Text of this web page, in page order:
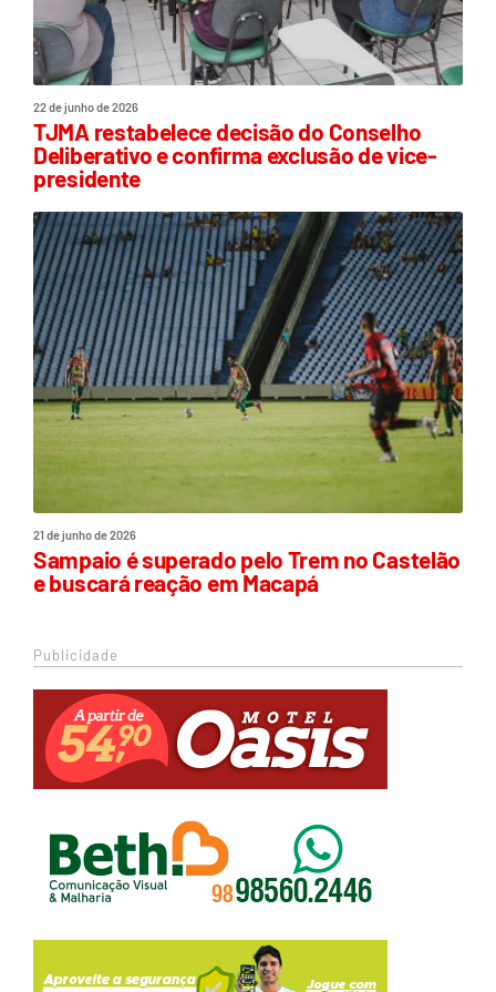
22 de junho de 2026
TJMA restabelece decisão do Conselho
Deliberativo e confirma exclusão de vice-
presidente
21 de junho de 2026
Sampaio é superado pelo Trem no Castelão
e buscará reação em Macapá
Publicidade